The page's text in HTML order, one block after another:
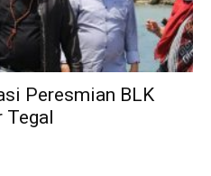
Peresmian BLK
Tegal